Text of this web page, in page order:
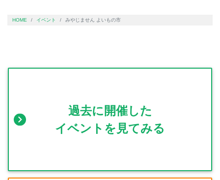
HOME イベント みやじません よいもの市
過去に開催した
イベントを見てみる